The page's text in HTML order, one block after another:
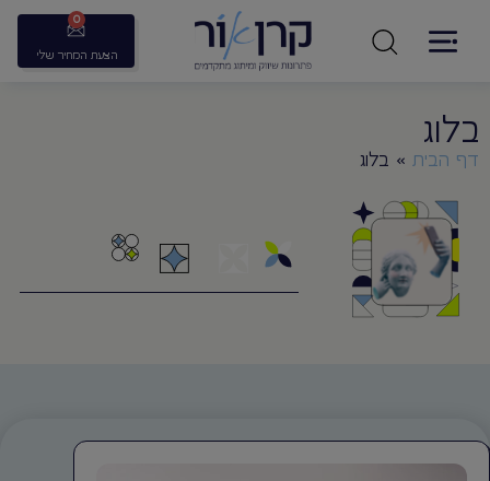
הצעת המחיר שלי
0
בלוג
דף הבית » בלוג